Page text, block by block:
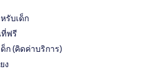
รับเด็ก
ฟรี
ก (คิดค่าบริการ)
ง